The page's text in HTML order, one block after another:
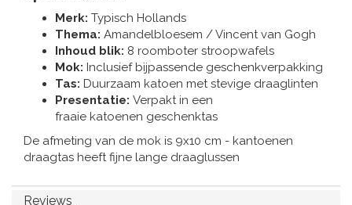
Merk: Typisch Hollands
Thema: Amandelbloesem / Vincent van Gogh
Inhoud blik: 8 roomboter stroopwafels
Mok: Inclusief bijpassende geschenkverpakking
Tas: Duurzaam katoen met stevige draaglinten
Presentatie: Verpakt in een
fraaie katoenen geschenktas
De afmeting van de mok is 9x10 cm - kantoenen
draagtas heeft fijne lange draaglussen
Reviews